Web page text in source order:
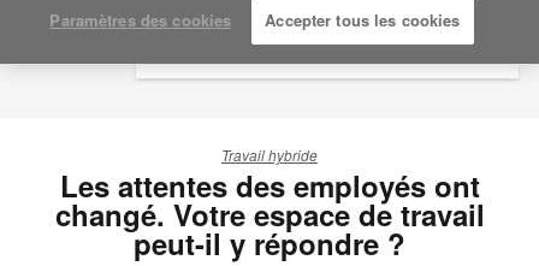
English
Español
Travail hybride
Les attentes des employés ont
changé. Votre espace de travail
peut-il y répondre ?
Paramètres des cookies Accepter tous les cookies